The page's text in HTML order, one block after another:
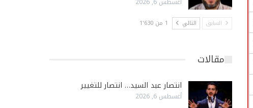
السابق التالي 1 من 1٬630
مقالات
انتصار عبد السيد… انتصار للتغيير
أغسطس 6, 2026